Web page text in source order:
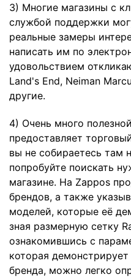
3) Многие магазины с
службой поддержки
реальные замеры
написать им по
удовольствием
Land's End, Neiman
другие.
4) Очень много
предоставляет
вы не собираетесь там
попробуйте поискать
магазине. На Zappos
брендов, а также
моделей, которые её
зная размерную сетку
ознакомившись с
которая
бренда, можно легко